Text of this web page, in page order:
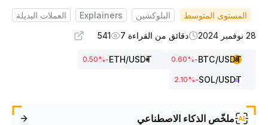
المستوى المتوسط البلوكشين Explainers
العملات البديلة
دقائق من القراءة 7 541
BTC/USDT
-0.60
%
ETH/USDT
-0.50
%
SOL/USDT
-2.10
%
ملخّص الذكاء الاصطناعي